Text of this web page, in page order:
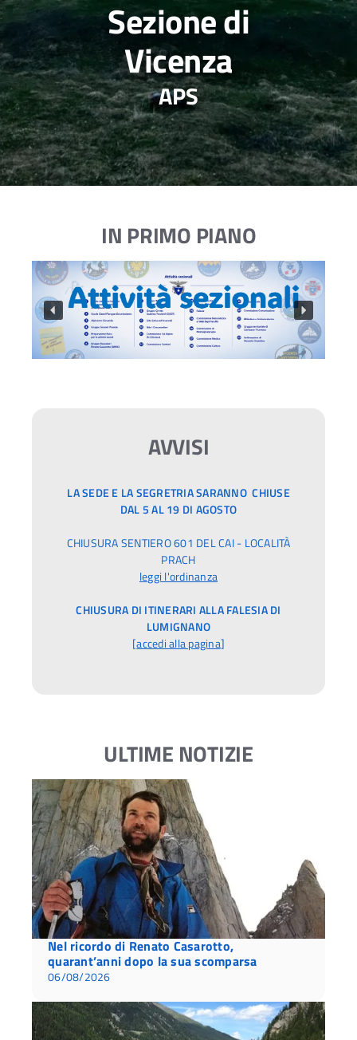
Sezione di
Vicenza
APS
IN PRIMO PIANO
AVVISI
LA SEDE E LA SEGRETRIA SARANNO CHIUSE
DAL 5 AL 19 DI AGOSTO
CHIUSURA SENTIERO 601 DEL CAI - LOCALITÀ
PRACH
leggi l'ordinanza
CHIUSURA DI ITINERARI ALLA FALESIA DI
LUMIGNANO
[accedi alla pagina]
ULTIME NOTIZIE
Nel ricordo di Renato Casarotto,
quarant’anni dopo la sua scomparsa
06/08/2026